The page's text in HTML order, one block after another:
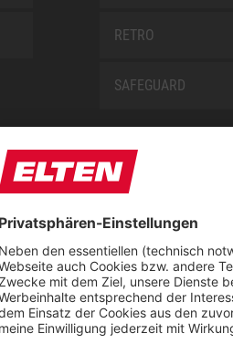
RETRO
SAFEGUARD
SERVICE
Anfahrt
ELTEN Blog